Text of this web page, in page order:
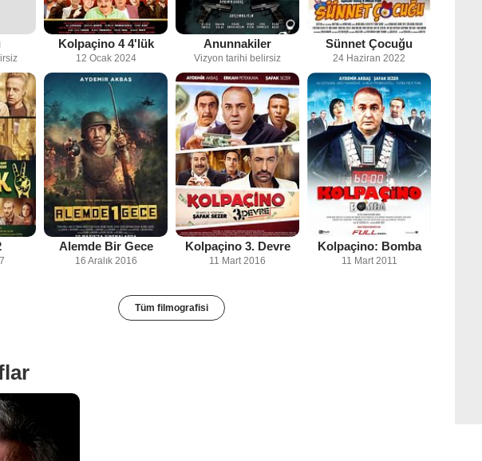
Kolpaçino 4 4'lük
12 Ocak 2024
Anunnakiler
Vizyon tarihi belirsiz
Sünnet Çocuğu
24 Haziran 2022
Alemde Bir Gece
16 Aralık 2016
Kolpaçino 3. Devre
11 Mart 2016
Kolpaçino: Bomba
11 Mart 2011
Tüm filmografisi